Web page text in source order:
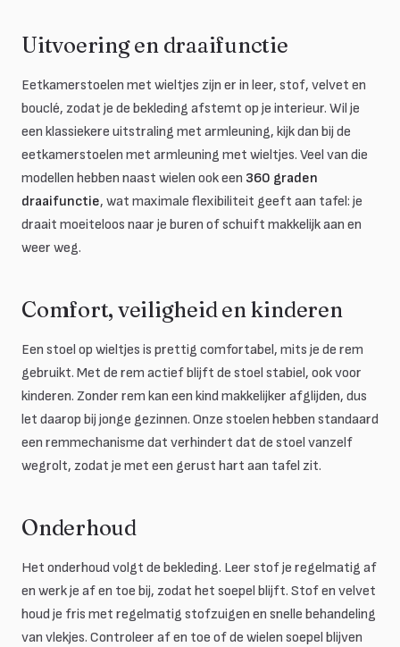
Uitvoering en draaifunctie
Eetkamerstoelen met wieltjes zijn er in leer, stof, velvet en
bouclé, zodat je de bekleding afstemt op je interieur. Wil je
een klassiekere uitstraling met armleuning, kijk dan bij de
eetkamerstoelen met armleuning met wieltjes. Veel van die
modellen hebben naast wielen ook een 360 graden
draaifunctie, wat maximale flexibiliteit geeft aan tafel: je
draait moeiteloos naar je buren of schuift makkelijk aan en
weer weg.
Comfort, veiligheid en kinderen
Een stoel op wieltjes is prettig comfortabel, mits je de rem
gebruikt. Met de rem actief blijft de stoel stabiel, ook voor
kinderen. Zonder rem kan een kind makkelijker afglijden, dus
let daarop bij jonge gezinnen. Onze stoelen hebben standaard
een remmechanisme dat verhindert dat de stoel vanzelf
wegrolt, zodat je met een gerust hart aan tafel zit.
Onderhoud
Het onderhoud volgt de bekleding. Leer stof je regelmatig af
en werk je af en toe bij, zodat het soepel blijft. Stof en velvet
houd je fris met regelmatig stofzuigen en snelle behandeling
van vlekjes. Controleer af en toe of de wielen soepel blijven